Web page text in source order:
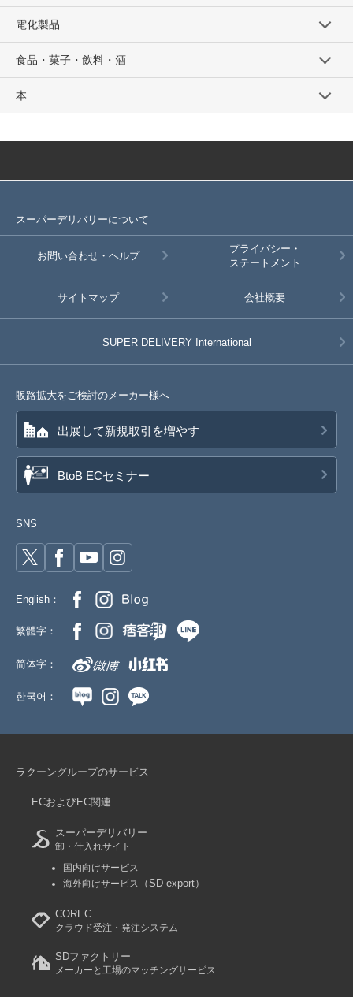
電化製品
食品・菓子・飲料・酒
本
スーパーデリバリーについて
お問い合わせ・ヘルプ
プライバシー・
ステートメント
サイトマップ 会社概要
SUPER DELIVERY International
販路拡大をご検討のメーカー様へ
出展して新規取引を増やす
BtoB ECセミナー
SNS
English：
繁體字：
简体字：
한국어：
ラクーングループのサービス
ECおよびEC関連
スーパーデリバリー
卸・仕入れサイト
国内向けサービス
海外向けサービス
（SD export）
COREC
クラウド受注・発注システム
SDファクトリー
メーカーと工場のマッチングサービス